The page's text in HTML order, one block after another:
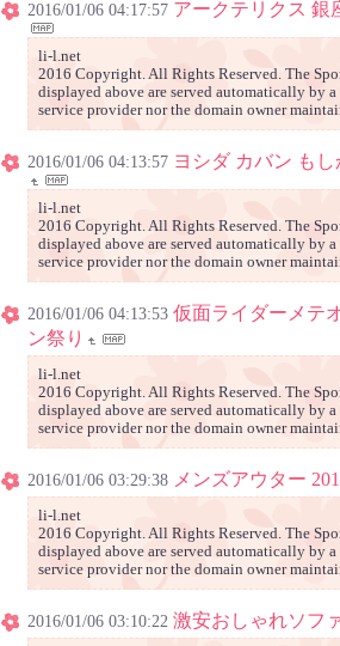
2016/01/06 04:17:57 アークテリクス 銀
li-l.net
2016 Copyright. All Rights Reserved. The
displayed above are served automatically by
service provider nor the domain owner
2016/01/06 04:13:57 ヨシダ カバン も
li-l.net
2016 Copyright. All Rights Reserved. The
displayed above are served automatically by
service provider nor the domain owner
2016/01/06 04:13:53 仮面ライダーメテ
ン祭り
li-l.net
2016 Copyright. All Rights Reserved. The
displayed above are served automatically by
service provider nor the domain owner
2016/01/06 03:29:38 メンズアウター
li-l.net
2016 Copyright. All Rights Reserved. The
displayed above are served automatically by
service provider nor the domain owner
2016/01/06 03:10:22 激安おしゃれソフ